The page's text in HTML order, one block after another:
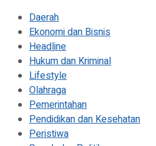
Daerah
Ekonomi dan Bisnis
Headline
Hukum dan Kriminal
Lifestyle
Olahraga
Pemerintahan
Pendidikan dan Kesehatan
Peristiwa